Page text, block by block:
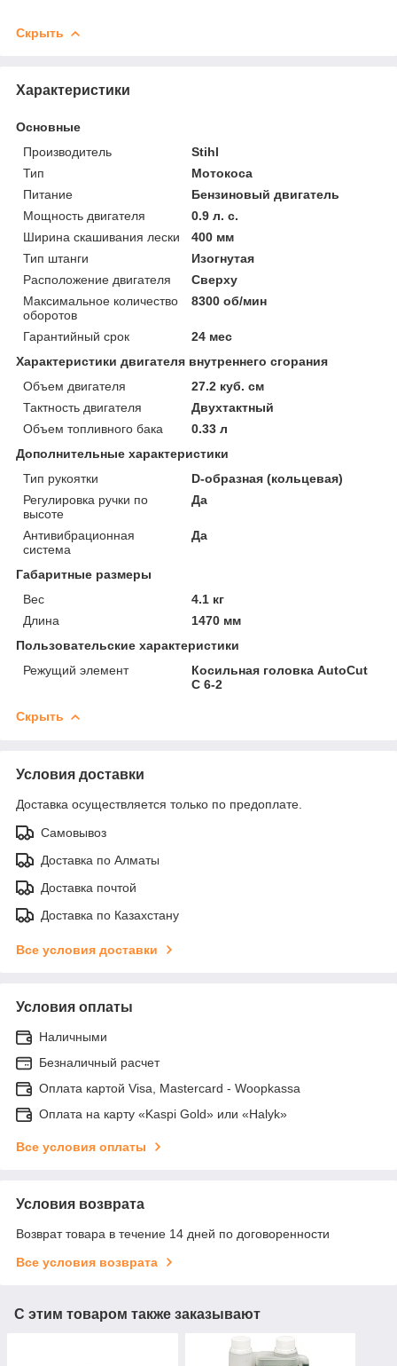
Скрыть
Характеристики
Основные
Производитель
Stihl
Тип
Мотокоса
Питание
Бензиновый двигатель
Мощность двигателя
0.9 л. с.
Ширина скашивания лески
400 мм
Тип штанги
Изогнутая
Расположение двигателя
Сверху
Максимальное количество
оборотов
8300 об/мин
Гарантийный срок
24 мес
Характеристики двигателя внутреннего сгорания
Объем двигателя
27.2 куб. см
Тактность двигателя
Двухтактный
Объем топливного бака
0.33 л
Дополнительные характеристики
Тип рукоятки
D-образная (кольцевая)
Регулировка ручки по
высоте
Да
Антивибрационная
система
Да
Габаритные размеры
Вес
4.1 кг
Длина
1470 мм
Пользовательские характеристики
Режущий элемент
Косильная головка AutoCut
C 6-2
Скрыть
Условия доставки
Доставка осуществляется только по предоплате.
Самовывоз
Доставка по Алматы
Доставка почтой
Доставка по Казахстану
Все условия доставки
Условия оплаты
Наличными
Безналичный расчет
Оплата картой Visa, Mastercard - Woopkassa
Оплата на карту «Kaspi Gold» или «Halyk»
Все условия оплаты
Условия возврата
Возврат товара в течение 14 дней по договоренности
Все условия возврата
С этим товаром также заказывают